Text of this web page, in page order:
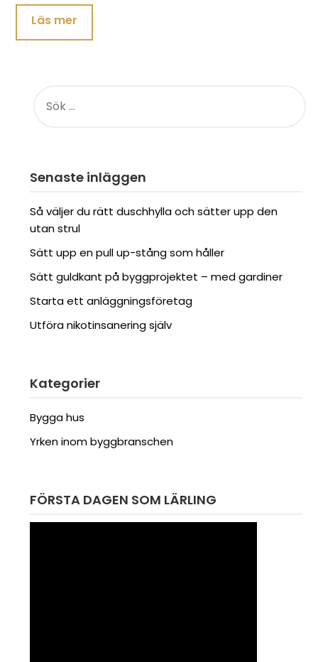
EFTER:
Senaste inläggen
Så väljer du rätt duschhylla och sätter upp den
utan strul
Sätt upp en pull up-stång som håller
Sätt guldkant på byggprojektet – med gardiner
Starta ett anläggningsföretag
Utföra nikotinsanering själv
Kategorier
Bygga hus
Yrken inom byggbranschen
FÖRSTA DAGEN SOM LÄRLING